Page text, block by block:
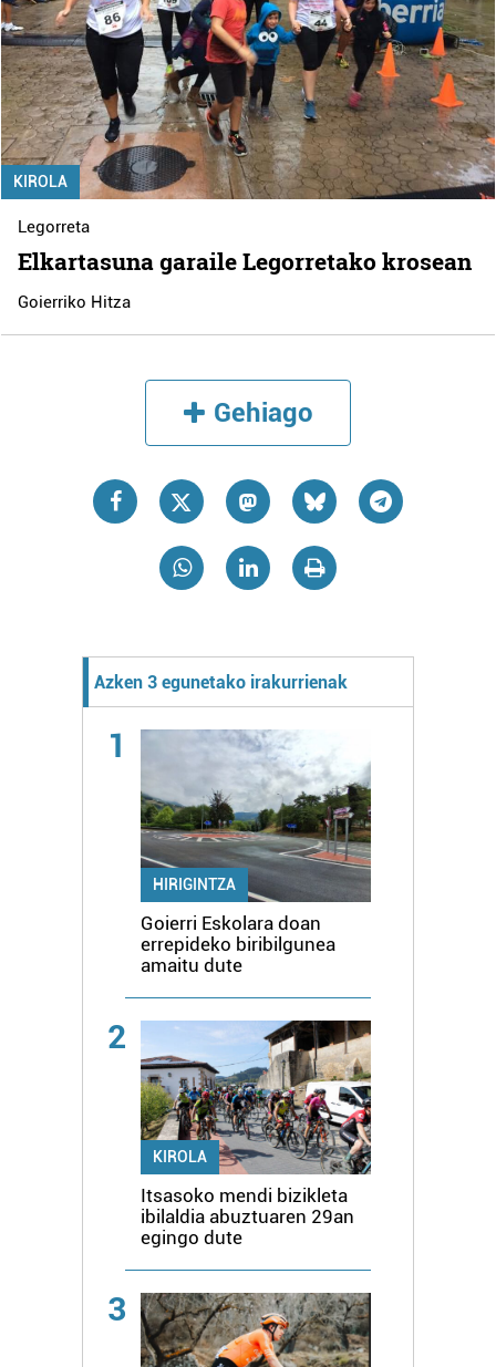
KIROLA
Legorreta
Elkartasuna garaile Legorretako krosean
Goierriko Hitza
Gehiago
Azken 3 egunetako irakurrienak
1
HIRIGINTZA
Goierri Eskolara doan
errepideko biribilgunea
amaitu dute
2
KIROLA
Itsasoko mendi bizikleta
ibilaldia abuztuaren 29an
egingo dute
3